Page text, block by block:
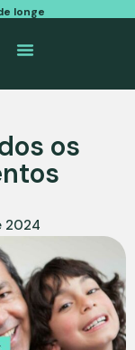
longe
os
2024